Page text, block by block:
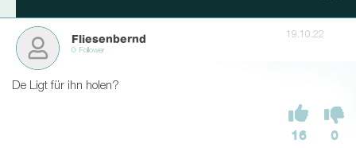
Fliesenbernd
0 Follower
19.10.22
De Ligt für ihn holen?
16 0